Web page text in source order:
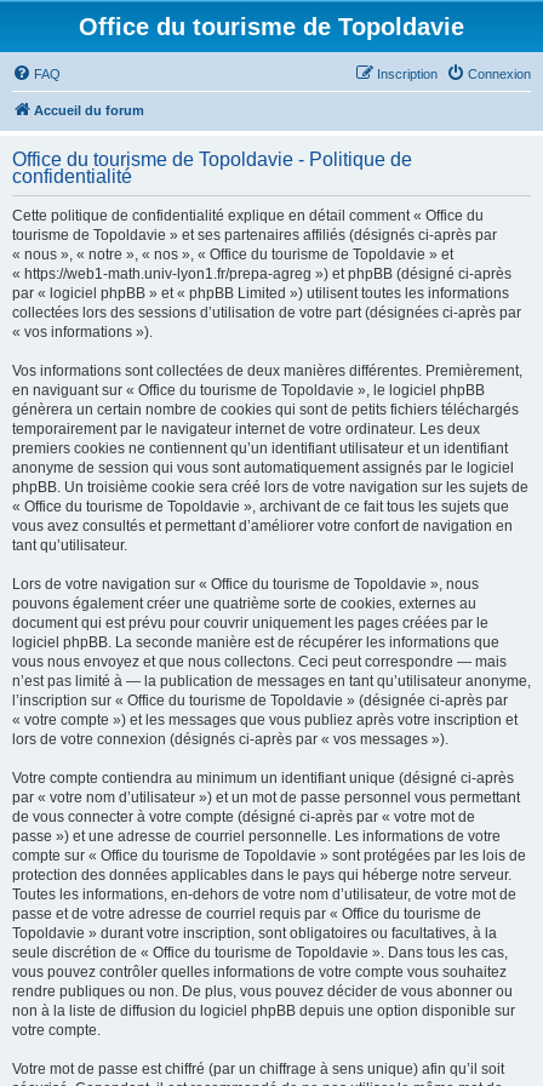
Office du tourisme de Topoldavie
FAQ Connexion
Inscription
Accueil du forum
Office du tourisme de Topoldavie - Politique de
confidentialité
Cette politique de confidentialité explique en détail comment « Office du
tourisme de Topoldavie » et ses partenaires affiliés (désignés ci-après par
« nous », « notre », « nos », « Office du tourisme de Topoldavie » et
« https://web1-math.univ-lyon1.fr/prepa-agreg ») et phpBB (désigné ci-après
par « logiciel phpBB » et « phpBB Limited ») utilisent toutes les informations
collectées lors des sessions d’utilisation de votre part (désignées ci-après par
« vos informations »).
Vos informations sont collectées de deux manières différentes. Premièrement,
en naviguant sur « Office du tourisme de Topoldavie », le logiciel phpBB
génèrera un certain nombre de cookies qui sont de petits fichiers téléchargés
temporairement par le navigateur internet de votre ordinateur. Les deux
premiers cookies ne contiennent qu’un identifiant utilisateur et un identifiant
anonyme de session qui vous sont automatiquement assignés par le logiciel
phpBB. Un troisième cookie sera créé lors de votre navigation sur les sujets de
« Office du tourisme de Topoldavie », archivant de ce fait tous les sujets que
vous avez consultés et permettant d’améliorer votre confort de navigation en
tant qu’utilisateur.
Lors de votre navigation sur « Office du tourisme de Topoldavie », nous
pouvons également créer une quatrième sorte de cookies, externes au
document qui est prévu pour couvrir uniquement les pages créées par le
logiciel phpBB. La seconde manière est de récupérer les informations que
vous nous envoyez et que nous collectons. Ceci peut correspondre — mais
n’est pas limité à — la publication de messages en tant qu’utilisateur anonyme,
l’inscription sur « Office du tourisme de Topoldavie » (désignée ci-après par
« votre compte ») et les messages que vous publiez après votre inscription et
lors de votre connexion (désignés ci-après par « vos messages »).
Votre compte contiendra au minimum un identifiant unique (désigné ci-après
par « votre nom d’utilisateur ») et un mot de passe personnel vous permettant
de vous connecter à votre compte (désigné ci-après par « votre mot de
passe ») et une adresse de courriel personnelle. Les informations de votre
compte sur « Office du tourisme de Topoldavie » sont protégées par les lois de
protection des données applicables dans le pays qui héberge notre serveur.
Toutes les informations, en-dehors de votre nom d’utilisateur, de votre mot de
passe et de votre adresse de courriel requis par « Office du tourisme de
Topoldavie » durant votre inscription, sont obligatoires ou facultatives, à la
seule discrétion de « Office du tourisme de Topoldavie ». Dans tous les cas,
vous pouvez contrôler quelles informations de votre compte vous souhaitez
rendre publiques ou non. De plus, vous pouvez décider de vous abonner ou
non à la liste de diffusion du logiciel phpBB depuis une option disponible sur
votre compte.
Votre mot de passe est chiffré (par un chiffrage à sens unique) afin qu’il soit